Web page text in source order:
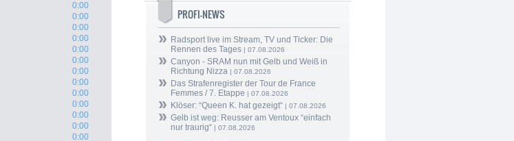
0:00
0:00
0:00
0:00
0:00
0:00
0:00
0:00
0:00
0:00
0:00
0:00
0:00
PROFI-NEWS
Radsport live im Stream, TV und Ticker: Die
Rennen des Tages | 07.08.2026
Canyon - SRAM nun mit Gelb und Weiß in
Richtung Nizza | 07.08.2026
Das Strafenregister der Tour de France
Femmes / 7. Etappe | 07.08.2026
Klöser: “Queen K. hat gezeigt“ | 07.08.2026
Gelb ist weg: Reusser am Ventoux “einfach
nur traurig“ | 07.08.2026